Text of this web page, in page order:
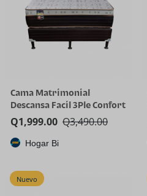
Cama Matrimonial
Descansa Facil 3Ple Confort
Q3,490.00
Q1,999.00
Hogar Bi
Nuevo